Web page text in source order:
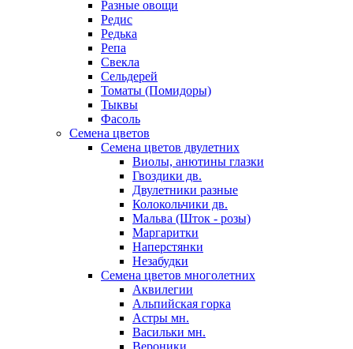
Разные овощи
Редис
Редька
Репа
Свекла
Сельдерей
Томаты (Помидоры)
Тыквы
Фасоль
Семена цветов
Семена цветов двулетних
Виолы, анютины глазки
Гвоздики дв.
Двулетники разные
Колокольчики дв.
Мальва (Шток - розы)
Маргаритки
Наперстянки
Незабудки
Семена цветов многолетних
Аквилегии
Альпийская горка
Астры мн.
Васильки мн.
Вероники